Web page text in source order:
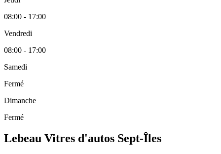
08:00 - 17:00
Vendredi
08:00 - 17:00
Samedi
Fermé
Dimanche
Fermé
Lebeau Vitres d'autos Sept-Îles